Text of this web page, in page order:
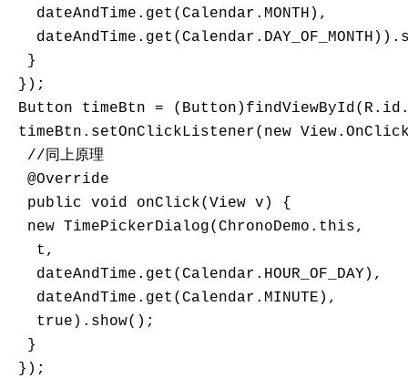
   dateAndTime.get(Calendar.MONTH),
  }
});
Button timeBtn =
timeBtn.setOnClickListener(new
  //同上原理
  @Override
  public void onClick(View v) {
  new TimePickerDialog(ChronoDemo.this,
   t,
   dateAndTime.get(Calendar.HOUR_OF_DAY),
   dateAndTime.get(Calendar.MINUTE),
   true).show();
  }
});